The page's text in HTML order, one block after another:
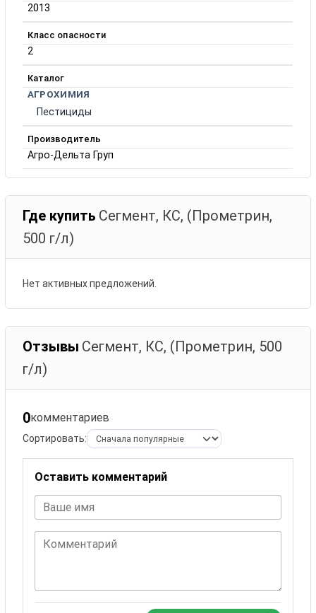
2013
Класс опасности
2
Каталог
АГРОХИМИЯ
Пестициды
Производитель
Агро-Дельта Груп
Где купить Сегмент, КС, (Прометрин,
500 г/л)
Нет активных предложений.
Отзывы Сегмент, КС, (Прометрин, 500
г/л)
0комментариев
Сортировать:
Оставить комментарий
Ваше имя
Комментарий